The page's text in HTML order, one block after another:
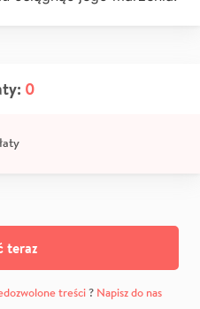
0
teraz
treści? Napisz do nas